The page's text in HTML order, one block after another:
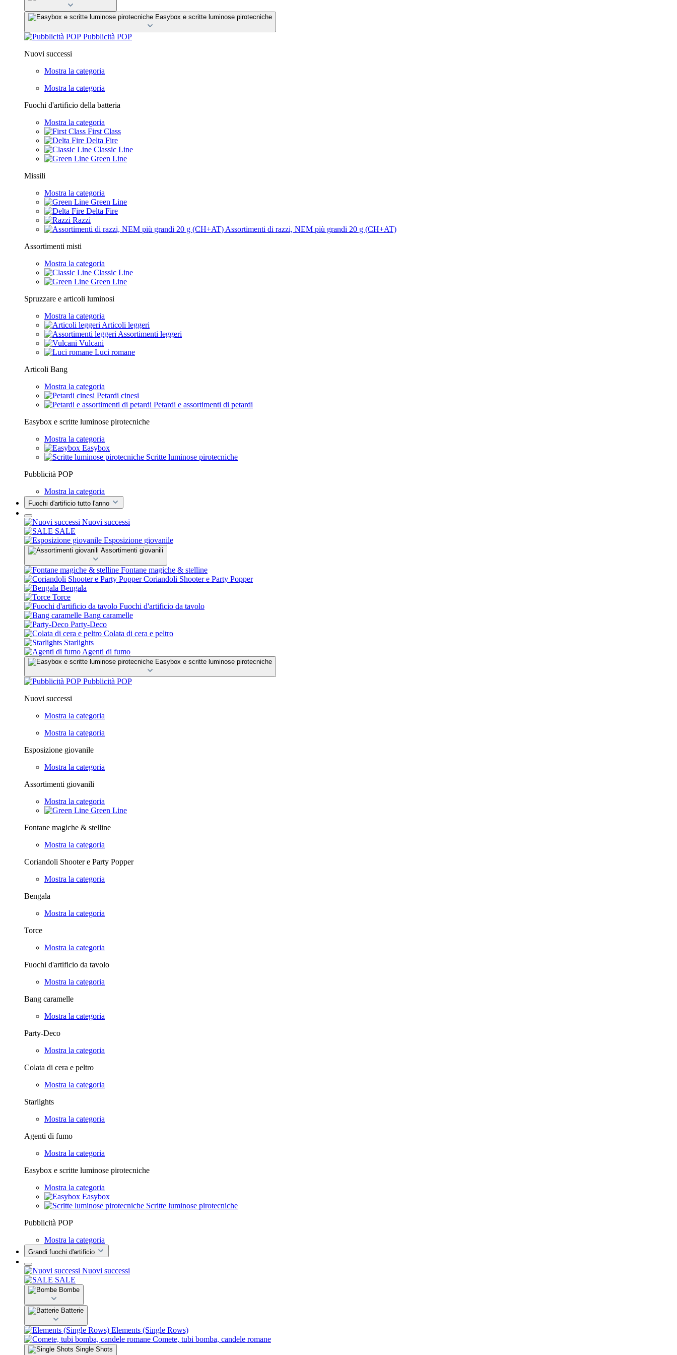
Easybox e scritte luminose pirotecniche
Pubblicità POP
Nuovi successi
Mostra la categoria
Mostra la categoria
Fuochi d'artificio della batteria
Mostra la categoria
First Class
Delta Fire
Classic Line
Green Line
Missili
Mostra la categoria
Green Line
Delta Fire
Razzi
Assortimenti di razzi, NEM più grandi 20 g (CH+AT)
Assortimenti misti
Mostra la categoria
Classic Line
Green Line
Spruzzare e articoli luminosi
Mostra la categoria
Articoli leggeri
Assortimenti leggeri
Vulcani
Luci romane
Articoli Bang
Mostra la categoria
Petardi cinesi
Petardi e assortimenti di petardi
Easybox e scritte luminose pirotecniche
Mostra la categoria
Easybox
Scritte luminose pirotecniche
Pubblicità POP
Mostra la categoria
Fuochi d'artificio tutto l'anno
Nuovi successi
SALE
Esposizione giovanile
Assortimenti giovanili
Fontane magiche & stelline
Coriandoli Shooter e Party Popper
Bengala
Torce
Fuochi d'artificio da tavolo
Bang caramelle
Party-Deco
Colata di cera e peltro
Starlights
Agenti di fumo
Easybox e scritte luminose pirotecniche
Pubblicità POP
Nuovi successi
Mostra la categoria
Mostra la categoria
Esposizione giovanile
Mostra la categoria
Assortimenti giovanili
Mostra la categoria
Green Line
Fontane magiche & stelline
Mostra la categoria
Coriandoli Shooter e Party Popper
Mostra la categoria
Bengala
Mostra la categoria
Torce
Mostra la categoria
Fuochi d'artificio da tavolo
Mostra la categoria
Bang caramelle
Mostra la categoria
Party-Deco
Mostra la categoria
Colata di cera e peltro
Mostra la categoria
Starlights
Mostra la categoria
Agenti di fumo
Mostra la categoria
Easybox e scritte luminose pirotecniche
Mostra la categoria
Easybox
Scritte luminose pirotecniche
Pubblicità POP
Mostra la categoria
Grandi fuochi d'artificio
Nuovi successi
SALE
Bombe
Batterie
Elements (Single Rows)
Comete, tubi bomba, candele romane
Single Shots